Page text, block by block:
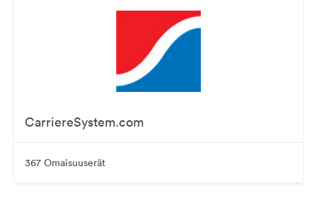
CarriereSystem.com
367 Omaisuuserät